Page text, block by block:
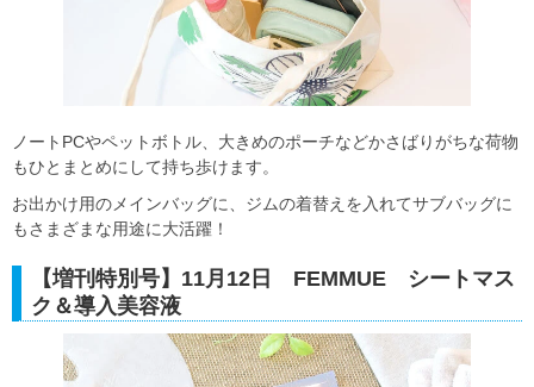
ノートPCやペットボトル、大きめのポーチなどかさばりがちな荷物
もひとまとめにして持ち歩けます。
お出かけ用のメインバッグに、ジムの着替えを入れてサブバッグに
もさまざまな用途に大活躍！
【増刊特別号】11月12日 FEMMUE シートマス
ク＆導入美容液